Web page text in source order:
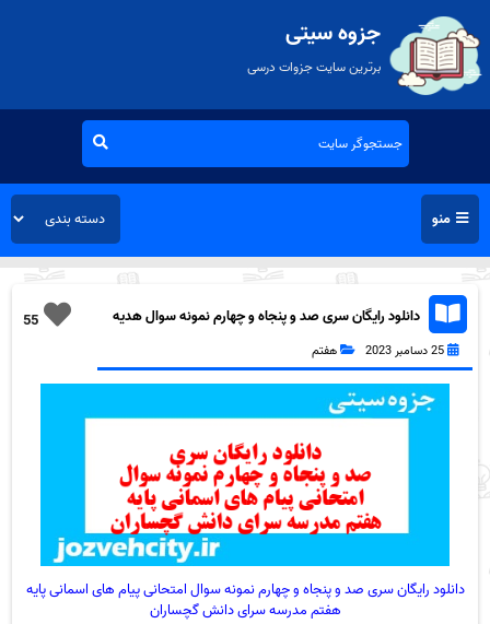
جزوه سیتی
برترین سایت جزوات درسی
منو
55
دانلود رایگان سری صد و پنجاه و چهارم نمونه سوال هدیه
های آسمان هفتم به همراه pdf
25 دسامبر 2023 هفتم
دانلود رایگان سری صد و پنجاه و چهارم نمونه سوال امتحانی پیام های اسمانی پایه
هفتم مدرسه سرای دانش گچساران